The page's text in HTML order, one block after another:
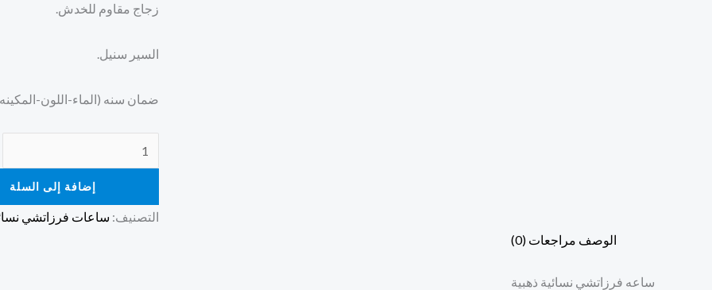
زجاج مقاوم للخدش.
السير سنيل.
ضمان سنه (الماء-اللون-
إضافة إلى السلة
التصنيف: ساعات فرزاتشي
الوصف مراجعات (0)
ساعه فرزاتشي نسائية ذهبية